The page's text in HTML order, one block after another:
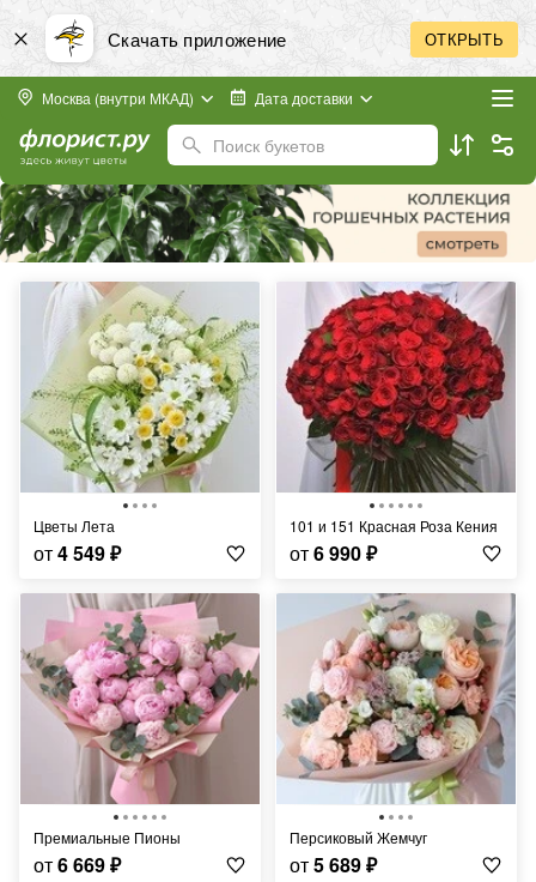
Скачать приложение ОТКРЫТЬ
Москва (внутри МКАД) Дата доставки
Поиск букетов
Цветы Лета
от4 549₽
101 и 151 Красная Роза Кения
от6 990₽
Премиальные Пионы
от6 669₽
Персиковый Жемчуг
от5 689₽